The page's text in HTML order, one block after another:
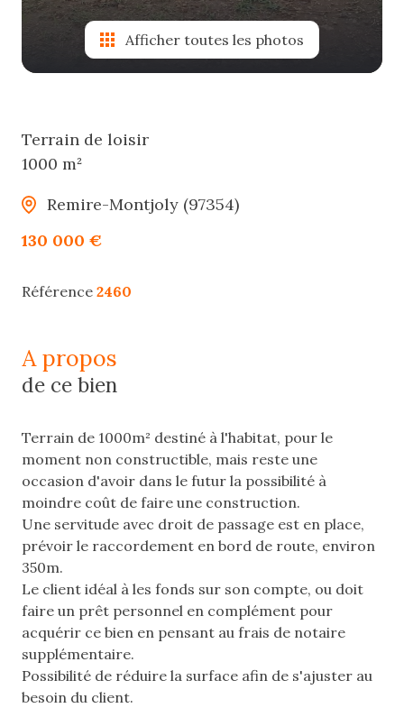
Afficher toutes les photos
Terrain de loisir
1000 m²
Remire-Montjoly (97354)
130 000 €
Référence 2460
a propos
de ce bien
Terrain de 1000m² destiné à l'habitat, pour le
moment non constructible, mais reste une
occasion d'avoir dans le futur la possibilité à
moindre coût de faire une construction.
Une servitude avec droit de passage est en place,
prévoir le raccordement en bord de route, environ
350m.
Le client idéal à les fonds sur son compte, ou doit
faire un prêt personnel en complément pour
acquérir ce bien en pensant au frais de notaire
supplémentaire.
Possibilité de réduire la surface afin de s'ajuster au
besoin du client.